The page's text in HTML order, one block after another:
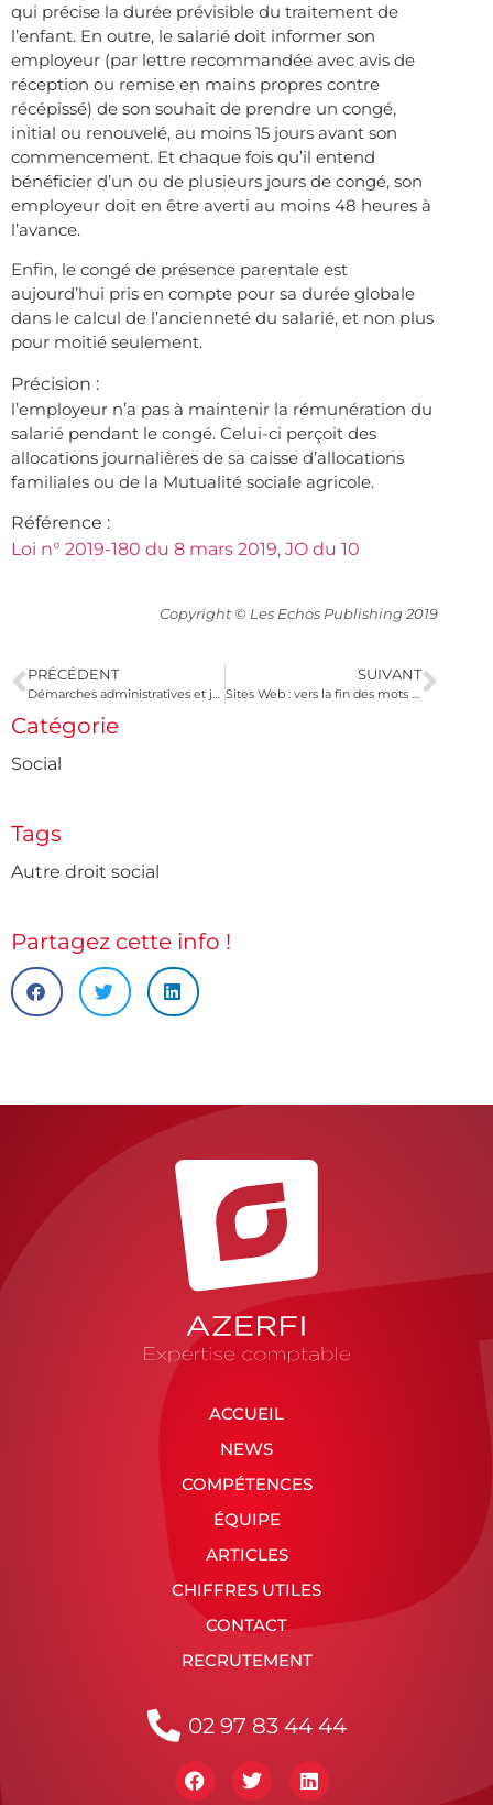
qui précise la durée prévisible du traitement de
l’enfant. En outre, le salarié doit informer son
employeur (par lettre recommandée avec avis de
réception ou remise en mains propres contre
récépissé) de son souhait de prendre un congé,
initial ou renouvelé, au moins 15 jours avant son
commencement. Et chaque fois qu’il entend
bénéficier d’un ou de plusieurs jours de congé, son
employeur doit en être averti au moins 48 heures à
l’avance.
Enfin, le congé de présence parentale est
aujourd’hui pris en compte pour sa durée globale
dans le calcul de l’ancienneté du salarié, et non plus
pour moitié seulement.
Précision :
l’employeur n’a pas à maintenir la rémunération du
salarié pendant le congé. Celui-ci perçoit des
allocations journalières de sa caisse d’allocations
familiales ou de la Mutualité sociale agricole.
Référence :
Loi n° 2019-180 du 8 mars 2019, JO du 10
Copyright © Les Echos Publishing 2019
PRÉCÉDENT SUIVANT
Catégorie
Social
Tags
Autre droit social
Partagez cette info !
ACCUEIL
NEWS
COMPÉTENCES
ÉQUIPE
ARTICLES
CHIFFRES UTILES
CONTACT
RECRUTEMENT
02 97 83 44 44